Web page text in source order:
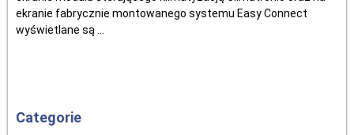
ekranie fabrycznie montowanego systemu Easy Connect
wyświetlane są ...
Categorie